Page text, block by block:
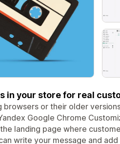
in your store for real
or their older
Google Chrome
landing page where
write your message and